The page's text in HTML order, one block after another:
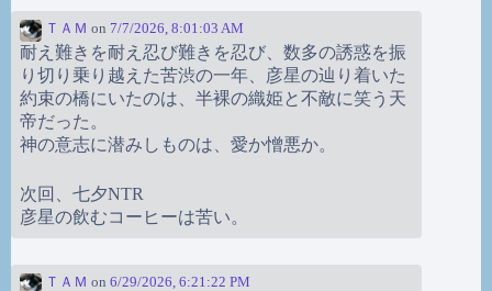
ＴＡＭ on 7/7/2026, 8:01:03 AM
耐え難きを耐え忍び難きを忍び、数多の誘惑を振
り切り乗り越えた苦渋の一年、彦星の辿り着いた
約束の橋にいたのは、半裸の織姫と不敵に笑う天
帝だった。
神の意志に潜みしものは、愛か憎悪か。
次回、七夕NTR
彦星の飲むコーヒーは苦い。
ＴＡＭ on 6/29/2026, 6:21:22 PM